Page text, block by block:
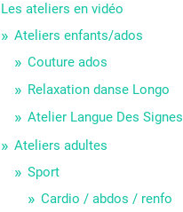
Les ateliers en vidéo
Ateliers enfants/ados
Couture ados
Relaxation danse Longo
Atelier Langue Des Signes
Ateliers adultes
Sport
Cardio / abdos / renfo